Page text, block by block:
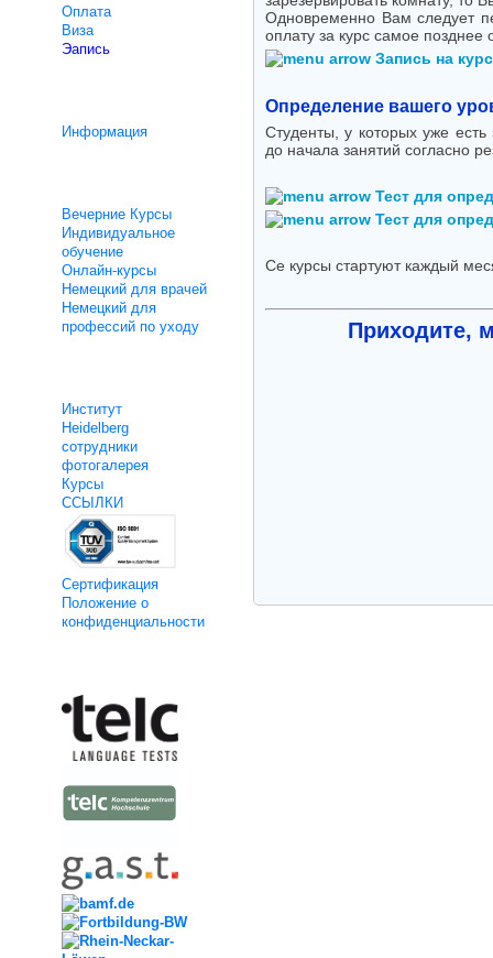
Oплата
Bиза
Эапись
Информация
Вечерние Курсы
Индивидуальное
обучение
Онлайн-курсы
Немецкий для врачей
Немецкий для
профессий по уходу
Институт
Heidelberg
сотрудники
фотогалерея
Курсы
ССЫЛКИ
Cертификация
Положение о
конфиденциальности
Одновременно Вам следует
оплату за курс самое
Запись на курс
Определение вашего
Студенты, у которых уже
до начала занятий согласно
Тест для
Тест для
Cе курсы стартуют каждый
Приходите,